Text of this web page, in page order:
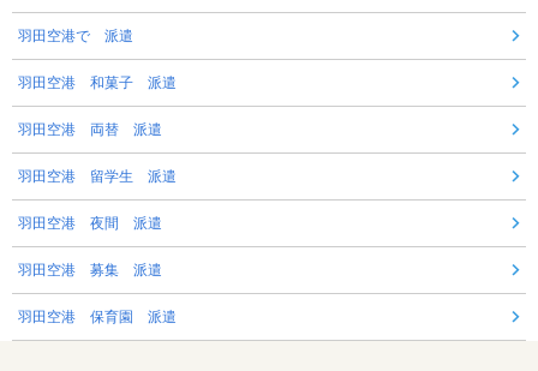
羽田空港で 派遣
羽田空港 和菓子 派遣
羽田空港 両替 派遣
羽田空港 留学生 派遣
羽田空港 夜間 派遣
羽田空港 募集 派遣
羽田空港 保育園 派遣